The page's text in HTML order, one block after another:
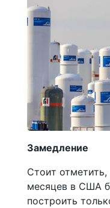
Замедление
Стоит
месяцев в США
построить